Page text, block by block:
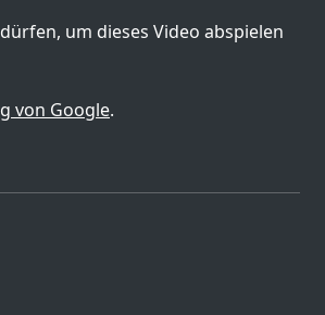
um dieses Video abspielen
von Google.